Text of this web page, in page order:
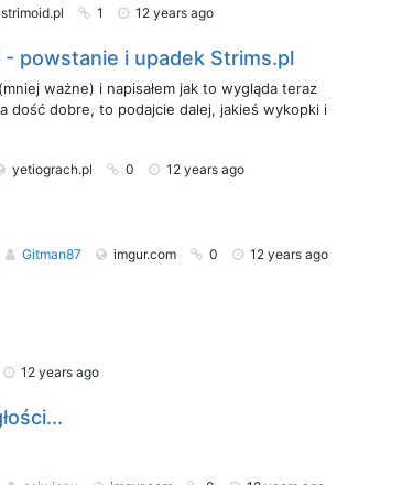
strimoid.pl 1 12 years ago
- powstanie i upadek Strims.pl
ważne) i napisałem jak to wygląda teraz
dość dobre, to podajcie dalej, jakieś wykopki i
yetiograch.pl 0 12 years ago
Gitman87 imgur.com 0 12 years ago
12 years ago